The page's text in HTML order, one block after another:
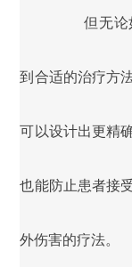
但无论
到合适的治疗方
可以设计出更精
也能防止患者接
外伤害的疗法。